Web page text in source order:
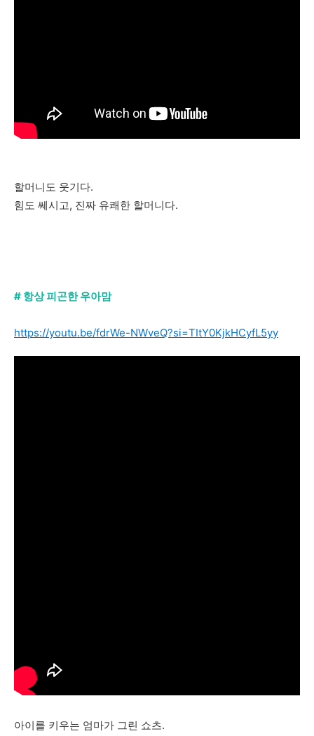
할머니도 웃기다.
힘도 쎄시고, 진짜 유쾌한 할머니다.
# 항상 피곤한 우아맘
https://youtu.be/fdrWe-NWveQ?si=TItY0KjkHCyfL5yy
아이를 키우는 엄마가 그린 쇼츠.